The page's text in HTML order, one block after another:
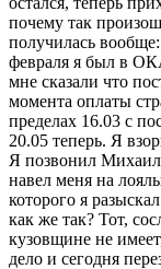
почему так
получилась
февраля я был в
мне сказали что
момента оплаты
пределах 16.03 с
20.05 теперь. Я
Я позвонил
навел меня на
которого я
как же так? Тот,
кузовщине не
дело и сегодня